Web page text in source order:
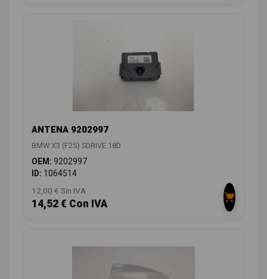
ANTENA 9202997
BMW X3 (F25) SDRIVE 18D
OEM: 9202997
ID: 1064514
12,00 € Sin IVA
14,52 € Con IVA